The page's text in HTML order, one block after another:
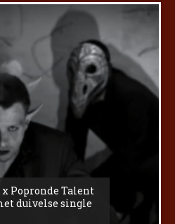
Popronde Talent
duivelse single